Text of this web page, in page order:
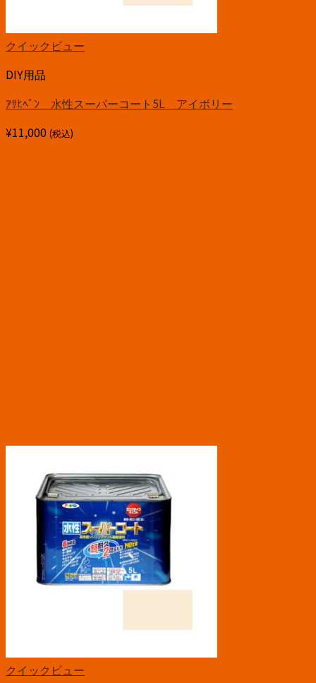
クイックビュー
DIY用品
ｱｻﾋﾍﾟﾝ 水性スーパーコート5L アイボリー
¥11,000 (税込)
クイックビュー